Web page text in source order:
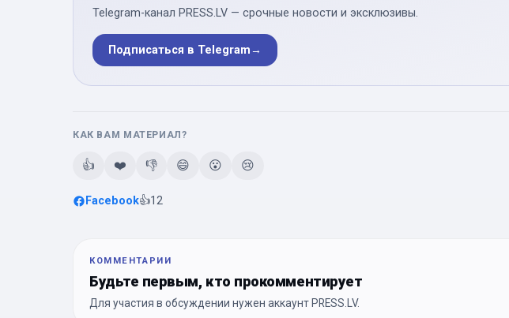
Telegram-канал PRESS.LV — срочные новости и эксклюзивы.
Подписаться в Telegram→
КАК ВАМ МАТЕРИАЛ?
👍 ❤️ 👎 😄 😮 😢
Facebook👍12
КОММЕНТАРИИ
Будьте первым, кто прокомментирует
Для участия в обсуждении нужен аккаунт PRESS.LV.